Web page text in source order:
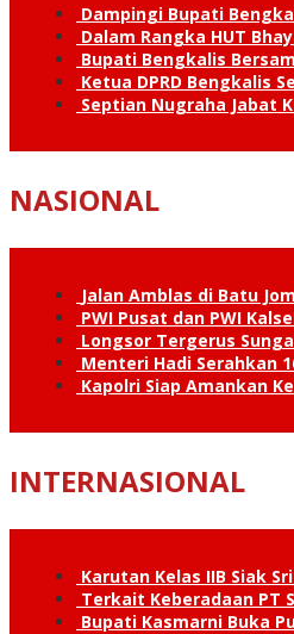
Dampingi Bupati
Dalam Rangka HUT
Bupati Bengkalis
Ketua DPRD Bengkalis
Septian Nugraha Jabat
NASIONAL
Jalan Amblas di Batu
PWI Pusat dan PWI
Longsor Tergerus
Menteri Hadi Serahkan
Kapolri Siap Amankan
INTERNASIONAL
Karutan Kelas IIB Siak
Terkait Keberadaan PT
Bupati Kasmarni Buka